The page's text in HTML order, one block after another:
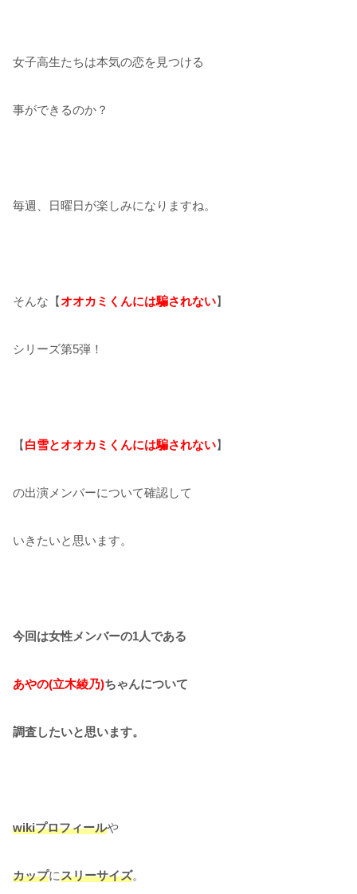
女子高生たちは本気の恋を見つける
事ができるのか？
毎週、日曜日が楽しみになりますね。
そんな【オオカミくんには騙されない】
シリーズ第5弾！
【白雪とオオカミくんには騙されない】
の出演メンバーについて確認して
いきたいと思います。
今回は女性メンバーの1人である
あやの(立木綾乃)ちゃんについて
調査したいと思います。
wikiプロフィールや
カップにスリーサイズ。